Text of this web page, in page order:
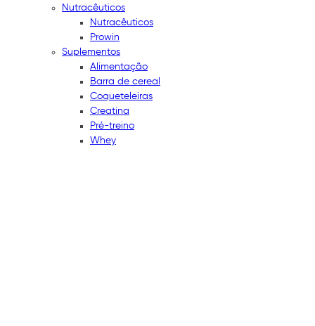
Nutracêuticos
Nutracêuticos
Prowin
Suplementos
Alimentação
Barra de cereal
Coqueteleiras
Creatina
Pré-treino
Whey